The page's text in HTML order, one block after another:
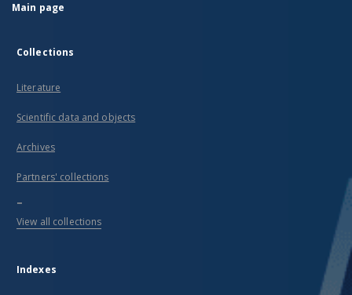
Main page
Collections
Literature
Scientific data and objects
Archives
Partners' collections
...
View all collections
Indexes